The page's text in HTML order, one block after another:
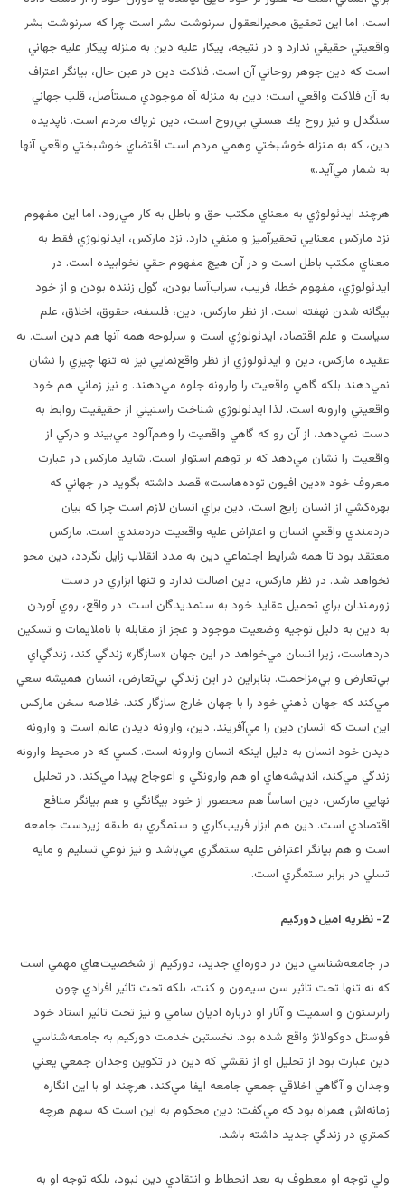
است، اما اين تحقيق محيرالعقول سرنوشت بشر است چرا كه سرنوشت بشر
واقعيتي حقيقي ندارد و در نتيجه، پيكار عليه دين به منزله پيكار عليه جهاني
است كه دين جوهر روحاني آن است. فلاكت دين در عين حال، بيانگر اعتراف
به آن فلاكت واقعي است؛ دين به منزله آه موجودي مستأصل، قلب جهاني
سنگدل و نيز روح يك هستي بي‌روح است، دين ترياك مردم است. ناپديده
دين، كه به منزله خوشبختي وهمي مردم است اقتضاي خوشبختي واقعي آنها
به شمار مي‌آيد.»
هرچند ايدئولوژي به معناي مكتب حق و باطل به كار مي‌رود، اما اين مفهوم
نزد ماركس معنايي تحقيرآميز و منفي دارد. نزد ماركس، ايدئولوژي فقط به
معناي مكتب باطل است و در آن هيچ مفهوم حقي نخوابيده است. در
ايدئولوژي، مفهوم خطا، فريب، سراب‌آسا بودن، گول زننده بودن و از خود
بيگانه شدن نهفته است. از نظر ماركس، دين، فلسفه، حقوق، اخلاق، علم
سياست و علم اقتصاد، ايدئولوژي است و سرلوحه همه آنها هم دين است. به
عقيده ماركس، دين و ايدئولوژي از نظر واقع‌نمايي نيز نه تنها چيزي را نشان
نمي‌دهند بلكه گاهي واقعيت را وارونه جلوه مي‌دهند. و نيز زماني هم خود
واقعيتي وارونه است. لذا ايدئولوژي شناخت راستيني از حقيقيت روابط به
دست نمي‌دهد، از آن رو كه گاهي واقعيت را وهم‌آلود مي‌بيند و دركي از
واقعيت را نشان مي‌دهد كه بر توهم استوار است. شايد ماركس در عبارت
معروف خود «دين افيون توده‌هاست» قصد داشته بگويد در جهاني كه
بهره‌كشي از انسان رايج است، دين براي انسان لازم است چرا كه بيان
دردمندي واقعي انسان و اعتراض عليه واقعيت دردمندي است. ماركس
معتقد بود تا همه شرايط اجتماعي دين به مدد انقلاب زايل نگردد، دين محو
نخواهد شد. در نظر ماركس، دين اصالت ندارد و تنها ابزاري در دست
زورمندان براي تحميل عقايد خود به ستمديدگان است. در واقع، روي آوردن
به دين به دليل توجيه وضعيت موجود و عجز از مقابله با ناملايمات و تسكين
دردهاست، زيرا انسان مي‌خواهد در اين جهان «سازگار» زندگي كند، زندگي‌اي
بي‌تعارض و بي‌مزاحمت. بنابراين در اين زندگي بي‌تعارض، انسان هميشه سعي
مي‌كند كه جهان ذهني خود را با جهان خارج سازگار كند. خلاصه سخن ماركس
اين است كه انسان دين را مي‌آفريند. دين، وارونه ديدن عالم است و وارونه
ديدن خود انسان به دليل اينكه انسان وارونه است. كسي كه در محيط وارونه
زندگي مي‌كند، انديشه‌هاي او هم وارونگي و اعوجاج پيدا مي‌كند. در تحليل
نهايي ماركس، دين اساساً هم محصور از خود بيگانگي و هم بيانگر منافع
اقتصادي است. دين هم ابزار فريب‌كاري و ستمگري به طبقه زيردست جامعه
است و هم بيانگر اعتراض عليه ستمگري مي‌باشد و نيز نوعي تسليم و مايه
تسلي در برابر ستمگري است.
2- نظريه اميل دوركيم
در جامعه‌شناسي دين در دوره‌اي جديد، دوركيم از شخصيت‌هاي مهمي است
كه نه تنها تحت تاثير سن سيمون و كنت، بلكه تحت تاثير افرادي چون
رابرستون و اسميت و آثار او درباره اديان سامي و نيز تحت تاثير استاد خود
فوستل دوكولانژ واقع شده بود. نخستين خدمت دوركيم به جامعه‌شناسي
دين عبارت بود از تحليل او از نقشي كه دين در تكوين وجدان جمعي يعني
وجدان و آگاهي اخلاقي جمعي جامعه ايفا مي‌كند، هرچند او با اين انگاره
زمانه‌اش همراه بود كه مي‌گفت: دين محكوم به اين است كه سهم هرچه
كمتري در زندگي جديد داشته باشد.
ولي توجه او معطوف به بعد انحطاط و انتقادي دين نبود، بلكه توجه او به